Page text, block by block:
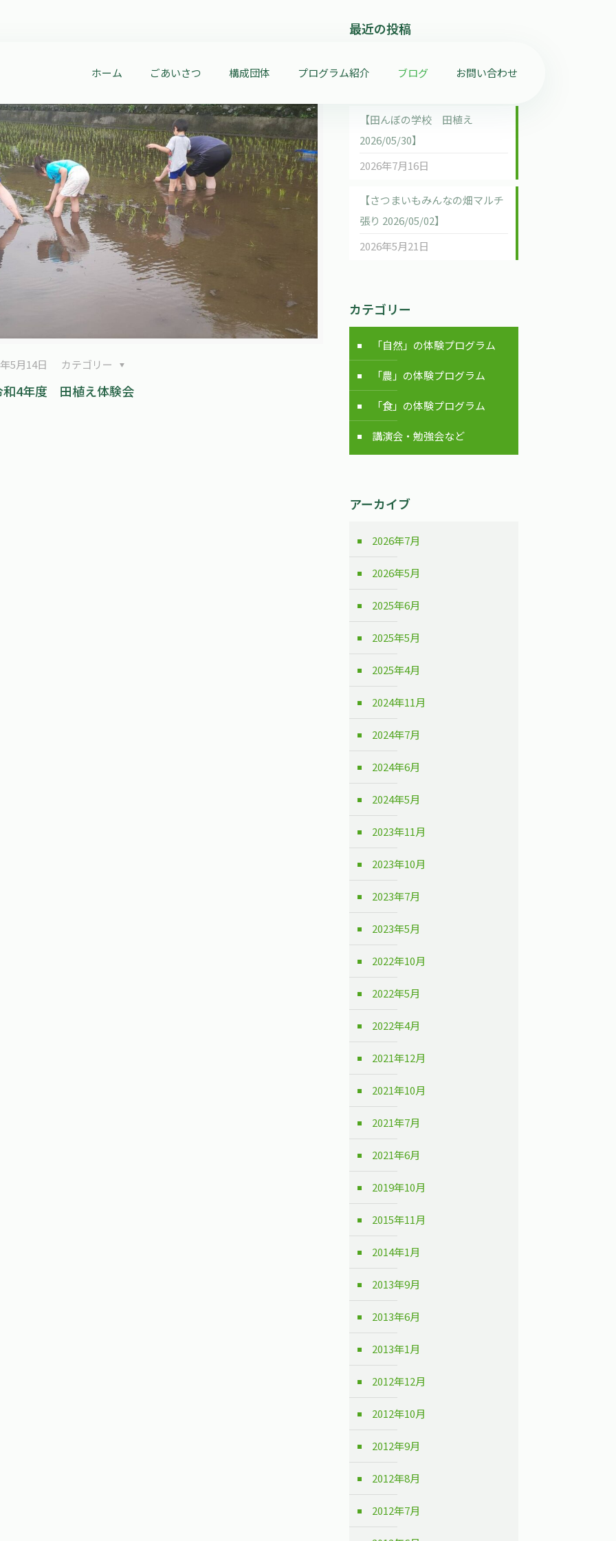
ホーム ごあいさつ 構成団体 プログラム紹介 ブログ お問い合わせ
5月14日 カテゴリー
和4年度 田植え体験会
最近の投稿
【田んぼの学校 田植え
2026/05/30】
2026年7月16日
【さつまいもみんなの畑マルチ
張り 2026/05/02】
2026年5月21日
カテゴリー
「自然」の体験プログラム
「農」の体験プログラム
「食」の体験プログラム
講演会・勉強会など
アーカイブ
2026年7月
2026年5月
2025年6月
2025年5月
2025年4月
2024年11月
2024年7月
2024年6月
2024年5月
2023年11月
2023年10月
2023年7月
2023年5月
2022年10月
2022年5月
2022年4月
2021年12月
2021年10月
2021年7月
2021年6月
2019年10月
2015年11月
2014年1月
2013年9月
2013年6月
2013年1月
2012年12月
2012年10月
2012年9月
2012年8月
2012年7月